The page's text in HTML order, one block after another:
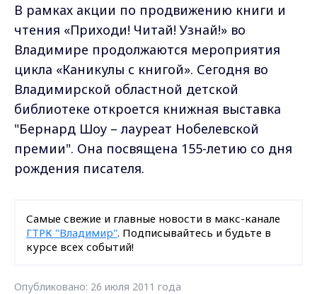
В рамках акции по продвижению книги и
чтения «Приходи! Читай! Узнай!» во
Владимире продолжаются мероприятия
цикла «Каникулы с книгой». Сегодня во
Владимирской областной детской
библиотеке откроется книжная выставка
"Бернард Шоу – лауреат Нобелевской
премии". Она посвящена 155-летию со дня
рождения писателя.
Самые свежие и главные новости в макс-канале
ГТРК "Владимир". Подписывайтесь и будьте в
курсе всех событий!
Опубликовано: 26 июля 2011 года